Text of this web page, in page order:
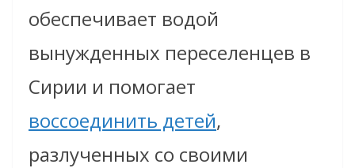
обеспечивает водой
вынужденных переселенцев в
Сирии и помогает
воссоединить детей,
разлученных со своими